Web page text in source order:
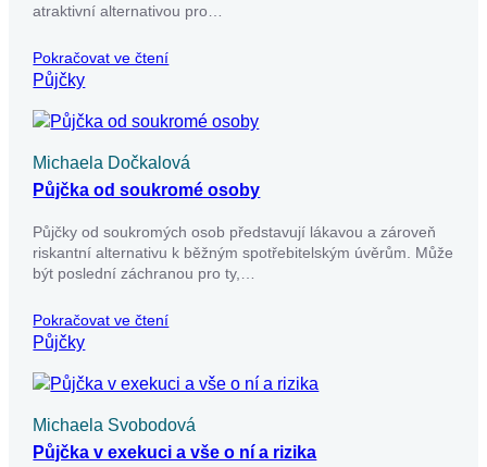
atraktivní alternativou pro…
Pokračovat ve čtení
Půjčky
Michaela Dočkalová
Půjčka od soukromé osoby
Půjčky od soukromých osob představují lákavou a zároveň
riskantní alternativu k běžným spotřebitelským úvěrům. Může
být poslední záchranou pro ty,…
Pokračovat ve čtení
Půjčky
Michaela Svobodová
Půjčka v exekuci a vše o ní a rizika